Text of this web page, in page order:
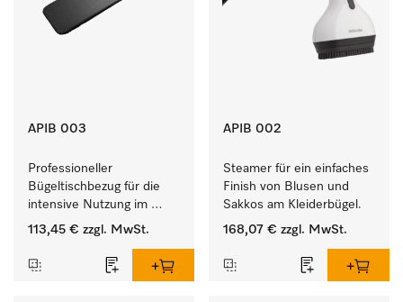
APIB 003
Professioneller
Bügeltischbezug für die
intensive Nutzung im
gewerblichen
113,45 € zzgl. MwSt.
APIB 002
Steamer für ein einfaches
Finish von Blusen und
Sakkos am Kleiderbügel.
168,07 € zzgl. MwSt.